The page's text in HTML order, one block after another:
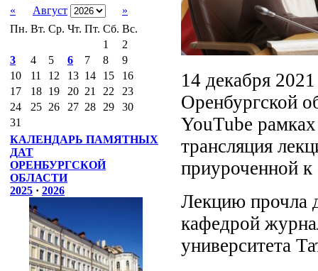
«
Август
»
Пн. Вт. Ср. Чт. Пт. Сб. Вс.
1
2
3
4 5 6 7 8
9
10
11 12 13 14 15
16
17
18 19 20 21 22
23
24
25 26 27 28 29
30
31
КАЛЕНДАРЬ ПАМЯТНЫХ
ДАТ
ОРЕНБУРГСКОЙ
ОБЛАСТИ
2025 · 2026
14 декабря
Оренбургской
YouTube
трансляция
приуроченной
Лекцию прочла
кафедрой
университета